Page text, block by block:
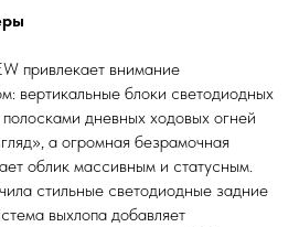
привлекает внимание
вертикальные блоки светодиодных
дневных ходовых огней
а огромная безрамочная
облик массивным и статусным.
стильные светодиодные задние
выхлопа добавляет